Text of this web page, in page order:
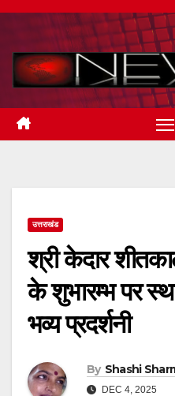
Skip
content
उत्तराखंड
श्री केदार
के शुभारम्भ पर
भव्य प्रदर्शनी
By Shashi
DEC 4, 2025